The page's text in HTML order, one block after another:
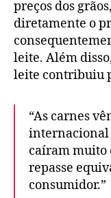
preços dos
diretamente o
leite. Além
leite contribuiu
“As carnes
internacional
caíram muito
repasse
consumidor.”